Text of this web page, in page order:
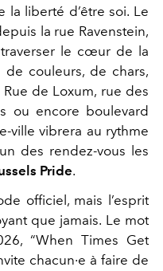
la liberté d’être soi. Le
la rue Ravenstein,
le cœur de la
couleurs, de chars,
de Loxum, rue des
ou encore boulevard
ville vibrera au rythme
des rendez-vous les
Pride.
officiel, mais l’esprit
que jamais. Le mot
“When Times Get
chacun·e à faire de